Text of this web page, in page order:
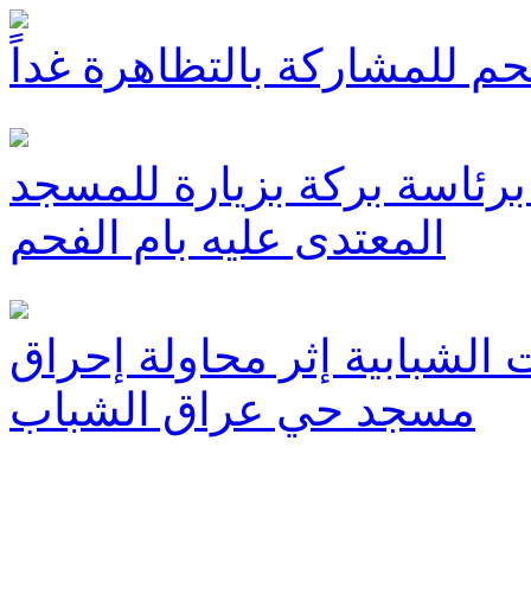
للمشاركة بالتظاهرة غداً
بركة بزيارة للمسجد
المعتدى عليه بام الفحم
إثر محاولة إحراق
مسجد حي عراق الشباب